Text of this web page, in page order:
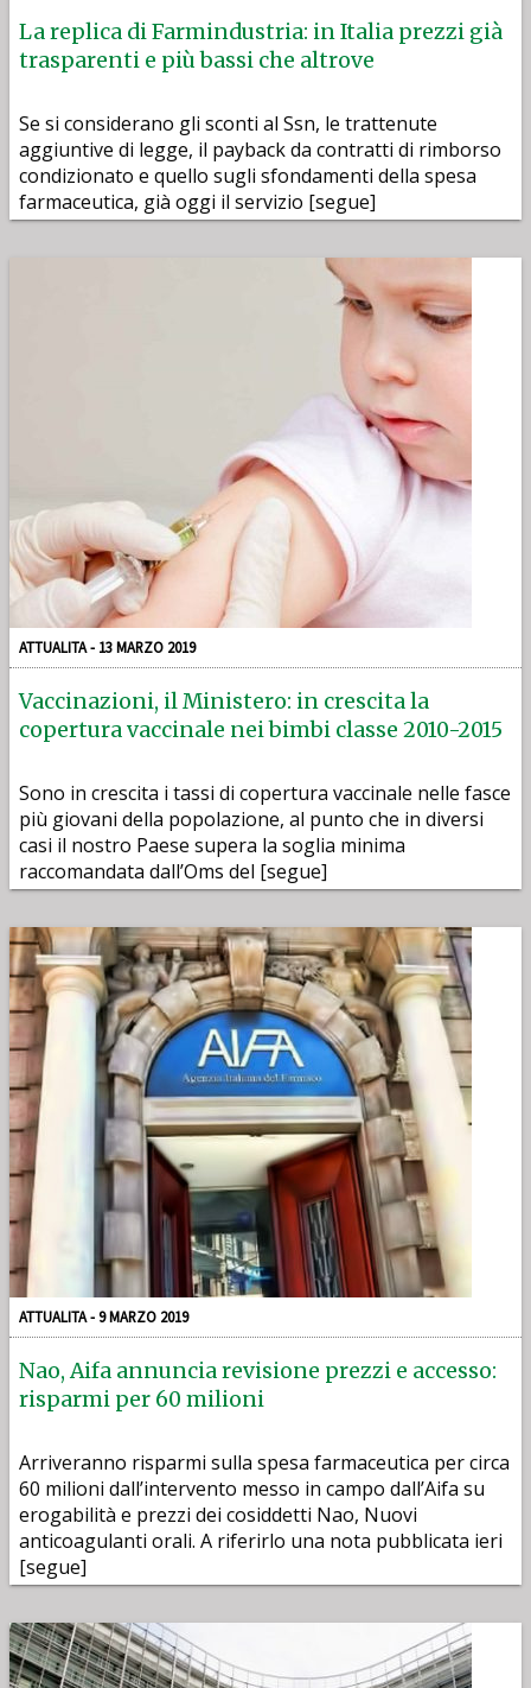
La replica di Farmindustria: in Italia prezzi già
trasparenti e più bassi che altrove
Se si considerano gli sconti al Ssn, le trattenute
aggiuntive di legge, il payback da contratti di rimborso
condizionato e quello sugli sfondamenti della spesa
farmaceutica, già oggi il servizio [segue]
ATTUALITA - 13 MARZO 2019
Vaccinazioni, il Ministero: in crescita la
copertura vaccinale nei bimbi classe 2010-2015
Sono in crescita i tassi di copertura vaccinale nelle fasce
più giovani della popolazione, al punto che in diversi
casi il nostro Paese supera la soglia minima
raccomandata dall’Oms del [segue]
ATTUALITA - 9 MARZO 2019
Nao, Aifa annuncia revisione prezzi e accesso:
risparmi per 60 milioni
Arriveranno risparmi sulla spesa farmaceutica per circa
60 milioni dall’intervento messo in campo dall’Aifa su
erogabilità e prezzi dei cosiddetti Nao, Nuovi
anticoagulanti orali. A riferirlo una nota pubblicata ieri
[segue]